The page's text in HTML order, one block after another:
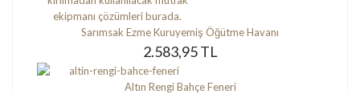
Sarımsak Ezme Kuruyemiş Öğütme Havanı
2.583,95 TL
Altın Rengi Bahçe Feneri